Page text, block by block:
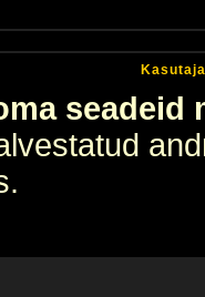
seadeid